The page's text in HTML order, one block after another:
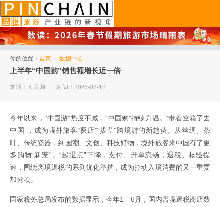
你的位置： 首页 > 数据中心
上半年“中国购”销售额增长近一倍
来源：人民网 时间：2025-08-18
今年以来，“中国游”热度不减，“中国购”持续升温。“带着空箱子去
中国”，成为境外旅客“探店”“拔草”跨境游的新趋势。从丝绸、茶
叶、传统瓷器，到国潮、文创、科技好物，境外旅客来中国有了更
多购物“新宠”。“起退点”下降，支付、开单流畅，退税、核验提
速，围绕离境退税的系列优化举措，成为拉动入境消费的又一重要
加分项。
国家税务总局发布的数据显示，今年1—6月，国内离境退税商店数